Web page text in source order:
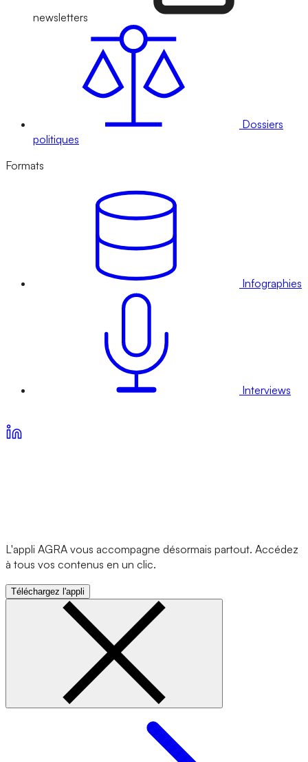
newsletters
Dossiers
politiques
Formats
Infographies
Interviews
L'appli AGRA vous accompagne désormais partout. Accédez
à tous vos contenus en un clic.
Téléchargez l'appli